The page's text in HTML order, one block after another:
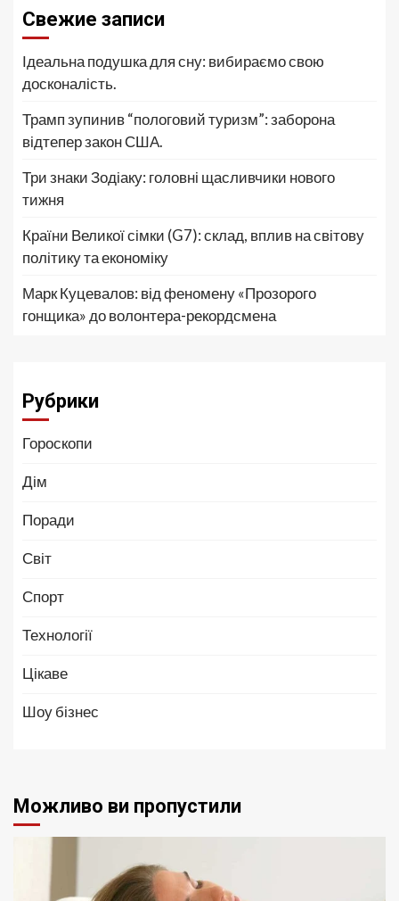
Свежие записи
Ідеальна подушка для сну: вибираємо свою
досконалість.
Трамп зупинив “пологовий туризм”: заборона
відтепер закон США.
Три знаки Зодіаку: головні щасливчики нового
тижня
Країни Великої сімки (G7): склад, вплив на світову
політику та економіку
Марк Куцевалов: від феномену «Прозорого
гонщика» до волонтера-рекордсмена
Рубрики
Гороскопи
Дім
Поради
Світ
Спорт
Технології
Цікаве
Шоу бізнес
Можливо ви пропустили